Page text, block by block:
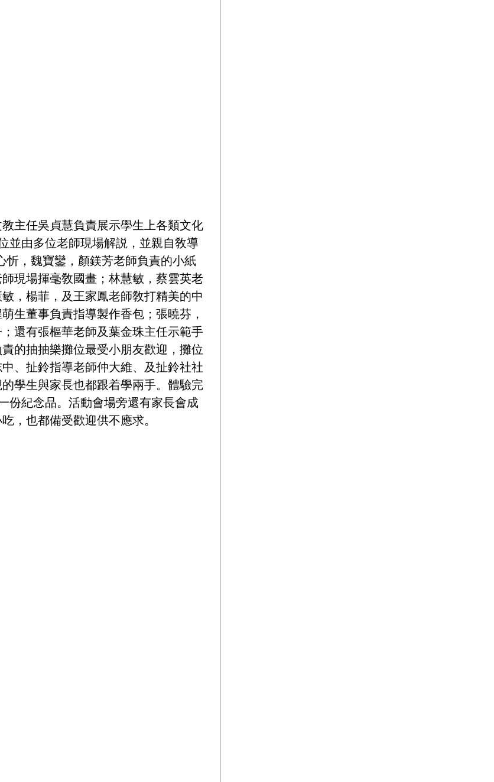
主任吳貞慧負責展示學生上各類文化
並由多位老師現場解説，並親自敎導
忻，魏寶鑾，顏鎂芳老師負責的小紙
現場揮毫敎國畫；林慧敏，蔡雲英老
，楊菲，及王家鳳老師敎打精美的中
生董事負責指導製作香包；張曉芬，
還有張樞華老師及葉金珠主任示範手
的抽抽樂攤位最受小朋友歡迎，攤位
、扯鈴指導老師仲大維、及扯鈴社社
學生與家長也都跟着學兩手。體驗完
份紀念品。活動會場旁還有家長會成
，也都備受歡迎供不應求。